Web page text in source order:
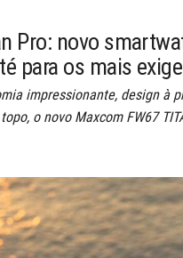
Pro: novo
para os mais
impressionante, design à
o novo Maxcom FW67